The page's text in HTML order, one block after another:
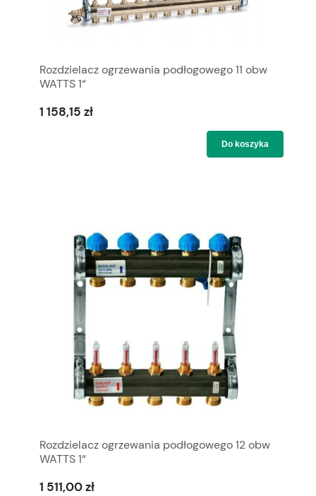
Rozdzielacz ogrzewania podłogowego 11 obw
WATTS 1“
1 158,15 zł
Do koszyka
Rozdzielacz ogrzewania podłogowego 12 obw
WATTS 1“
1 511,00 zł